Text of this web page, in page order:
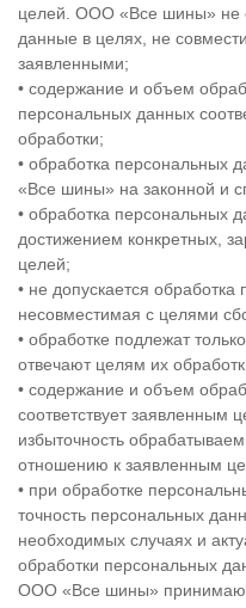
целей. ООО «Все шины» не
данные в целях, не
заявленными;
• содержание и объем
персональных данных
обработки;
• обработка персональных
«Все шины» на законной и
• обработка персональных
достижением конкретных,
целей;
• не допускается
несовместимая с целями
• обработке подлежат
отвечают целям их
• содержание и объем
соответствует заявленным
избыточность
отношению к заявленным
• при обработке
точность персональных
необходимых случаях и
обработки персональных
ООО «Все шины»